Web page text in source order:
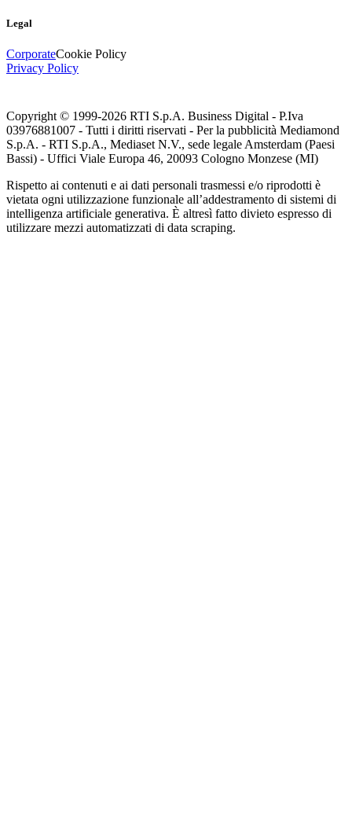
Legal
CorporateCookie Policy
Privacy Policy
Copyright © 1999-2026 RTI S.p.A. Business Digital - P.Iva
03976881007 - Tutti i diritti riservati - Per la pubblicità Mediamond
S.p.A. - RTI S.p.A., Mediaset N.V., sede legale Amsterdam (Paesi
Bassi) - Uffici Viale Europa 46, 20093 Cologno Monzese (MI)
Rispetto ai contenuti e ai dati personali trasmessi e/o riprodotti è
vietata ogni utilizzazione funzionale all’addestramento di sistemi di
intelligenza artificiale generativa. È altresì fatto divieto espresso di
utilizzare mezzi automatizzati di data scraping.